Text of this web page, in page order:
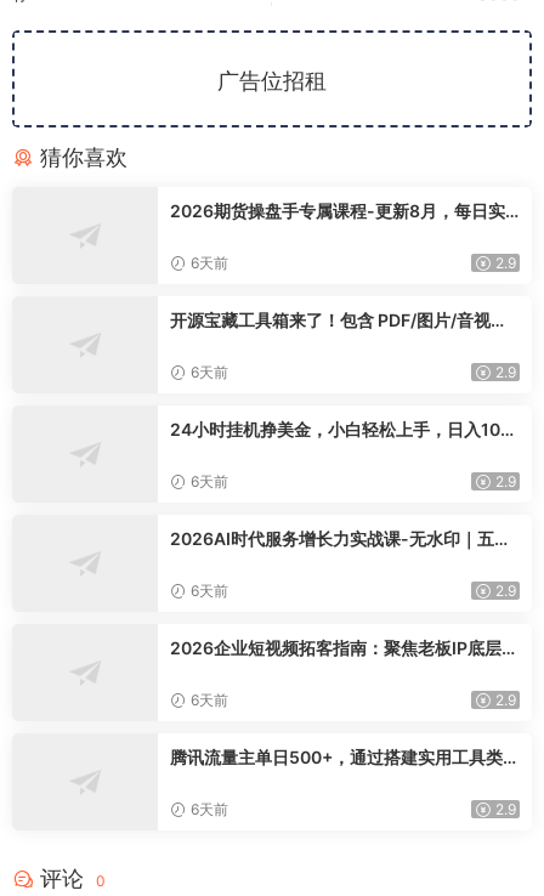
广告位招租
猜你喜欢
2026期货操盘手专属课程-更新8月，每日实
6天前 2.9
开源宝藏工具箱来了！包含 PDF/图片/音视频/
knit-desktop
6天前 2.9
24小时挂机挣美金，小白轻松上手，日入100
6天前 2.9
2026AI时代服务增长力实战课-无水印｜五力
卷实现长效业绩增长
6天前 2.9
2026企业短视频拓客指南：聚焦老板IP底层逻
交完整获客链路
6天前 2.9
腾讯流量主单日500+，通过搭建实用工具类小
6天前 2.9
评论 0